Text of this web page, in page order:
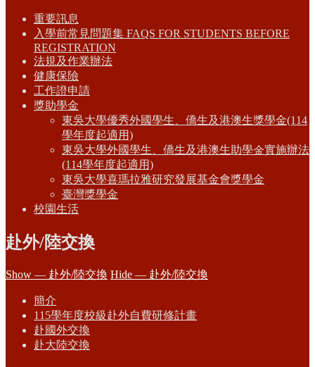
重要訊息
入學前常見問題集 FAQS FOR STUDENTS BEFORE
REGISTRATION
法規及作業辦法
健康保險
工作證申請
獎助學金
東吳大學優秀外國學生、僑生及港澳生獎學金(114
學年度起適用)
東吳大學外國學生、僑生及港澳生助學金實施辦法
(114學年度起適用)
東吳大學喜瑪拉雅研究發展基金會獎學金
臺灣獎學金
校園生活
赴外/陸交換
Show — 赴外/陸交換 Hide — 赴外/陸交換
簡介
115學年度校級赴外自費研修計畫
赴國外交換
赴大陸交換